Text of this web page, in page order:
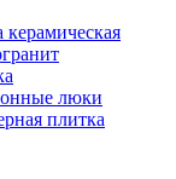
керамическая
люки
плитка